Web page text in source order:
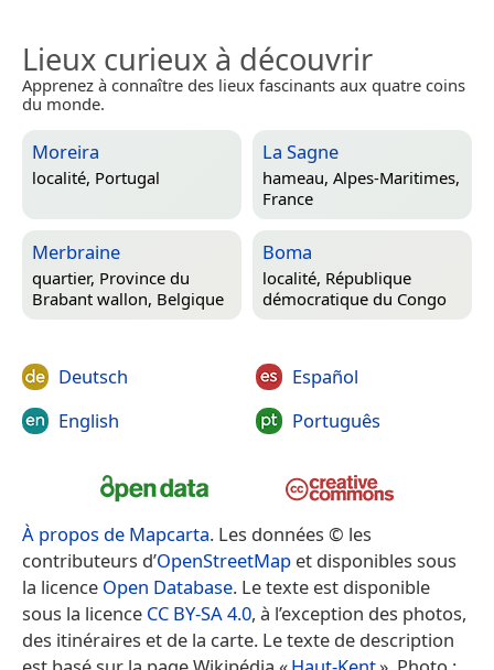
Lieux curieux à découvrir
Apprenez à connaître des lieux fascinants aux quatre coins
du monde.
Moreira
localité, Portugal
La Sagne
hameau, Alpes-Maritimes,
France
Merbraine
quartier, Province du
Brabant wallon, Belgique
Boma
localité, République
démocratique du Congo
Deutsch
English
Español
Português
À propos de Mapcarta. Les données © les
contributeurs d’OpenStreetMap et disponibles sous
la licence Open Database. Le texte est disponible
sous la licence CC BY-SA 4.0, à l’exception des photos,
des itinéraires et de la carte. Le texte de description